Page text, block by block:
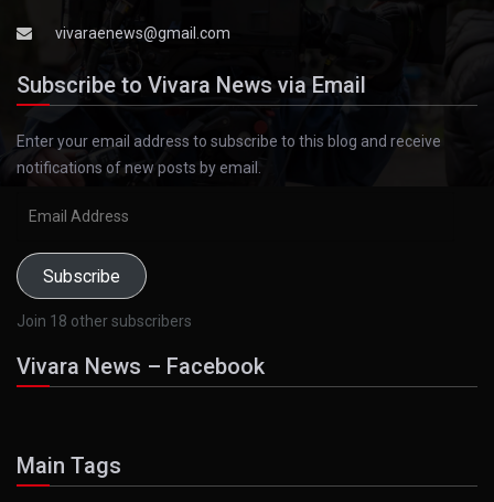
vivaraenews@gmail.com
Subscribe to Vivara News via Email
Enter your email address to subscribe to this blog and receive
notifications of new posts by email.
Subscribe
Join 18 other subscribers
Vivara News – Facebook
Main Tags